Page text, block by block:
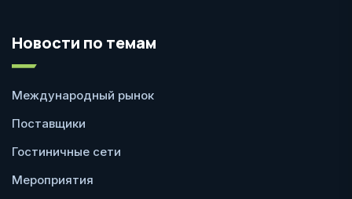
Новости по темам
Международный рынок
Поставщики
Гостиничные сети
Мероприятия